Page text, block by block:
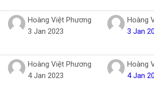
Hoàng Việt Phương
3 Jan 2023
Hoàng
3 Jan
Hoàng Việt Phương
4 Jan 2023
Hoàng
4 Jan